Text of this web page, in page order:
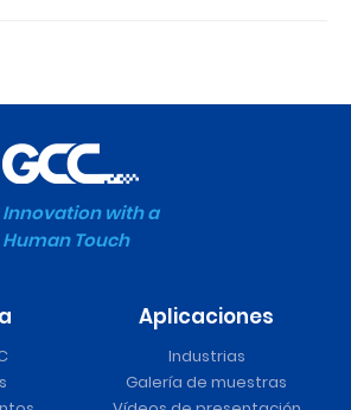
Innovation with a
Human Touch
Aplicaciones
Industrias
Galería de muestras